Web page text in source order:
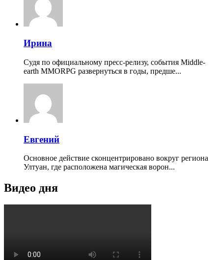
Ирина
Судя по официальному пресс-релизу, события Middle-
earth MMORPG развернуться в годы, предше...
Евгений
Основное действие сконцентрировано вокруг региона
Ултуан, где расположена магическая ворон...
Видео дня